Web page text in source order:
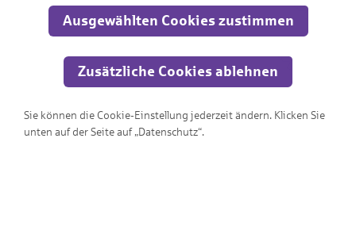
Wo ist der Ausgang?!?
Übertragung anonymisiert.
Ausgewählten Cookies zustimmen
Zusätzliche Cookies ablehnen
Sie können die Cookie-Einstellung jederzeit ändern. Klicken Sie
unten auf der Seite auf „Datenschutz“.